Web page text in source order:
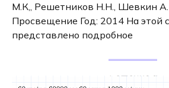
М.К,, Решетников Н.Н., Шевкин
Просвещение Год: 2014 На этой
представлено подробное